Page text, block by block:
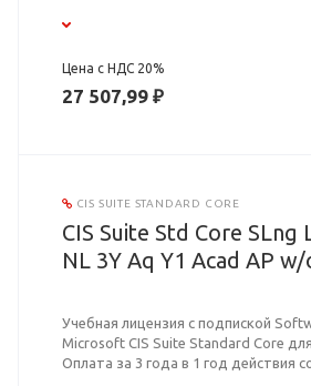
Цена с НДС 20%
27 507,99 ₽
CIS SUITE STANDARD CORE
CIS Suite Std Core SLng
NL 3Y Aq Y1 Acad AP
Учебная лицензия с подпиской
Microsoft CIS Suite Standard Core
Оплата за 3 года в 1 год действия